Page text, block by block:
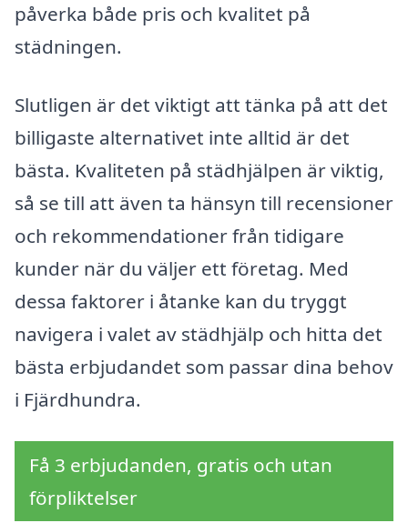
påverka både pris och kvalitet på
städningen.
Slutligen är det viktigt att tänka på att det
billigaste alternativet inte alltid är det
bästa. Kvaliteten på städhjälpen är viktig,
så se till att även ta hänsyn till recensioner
och rekommendationer från tidigare
kunder när du väljer ett företag. Med
dessa faktorer i åtanke kan du tryggt
navigera i valet av städhjälp och hitta det
bästa erbjudandet som passar dina behov
i Fjärdhundra.
Få 3 erbjudanden, gratis och utan
förpliktelser